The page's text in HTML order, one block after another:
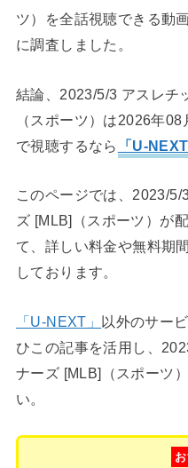
ツ）を全話視聴できる動
に調査しました。
結論、2023/5/3 アスレチ
（スポーツ）は2026年
で視聴するなら
「U-
このページでは、2023/
ズ [MLB]（スポーツ）が
て、詳しい料金や無料期
しております。
「U-NEXT」 以外のサー
ひこの記事を活用し、
ナーズ [MLB]（スポーツ
い。